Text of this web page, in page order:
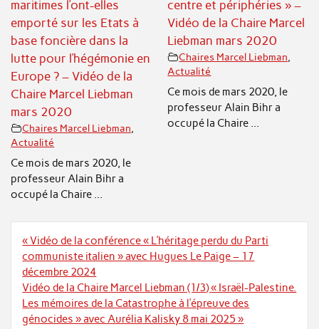
maritimes l’ont-elles
emporté sur les Etats à
base foncière dans la
lutte pour l’hégémonie en
Europe ? – Vidéo de la
Chaire Marcel Liebman
mars 2020
Chaires Marcel Liebman
Actualité
Ce mois de mars 2020, le
professeur Alain Bihr a
occupé la Chaire ...
centre et périphéries » –
Vidéo de la Chaire Marcel
Liebman mars 2020
Chaires Marcel Liebman
Actualité
Ce mois de mars 2020, le
professeur Alain Bihr a
occupé la Chaire ...
Navigation
de
l’article
« Vidéo de la conférence « L’héritage perdu du Parti
communiste italien » avec Hugues Le Paige – 17
décembre 2024
Vidéo de la Chaire Marcel Liebman (1/3) « Israël-Palestine.
Les mémoires de la Catastrophe à l’épreuve des
génocides » avec Aurélia Kalisky 8 mai 2025 »